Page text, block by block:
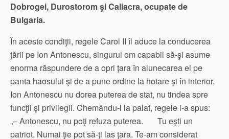
Dobrogei, Durostorom şi Caliacra, ocupate de
Bulgaria.
În aceste condiţii, regele Carol II îl aduce la conducerea
ţării pe Ion Antonescu, singurul om capabil să-şi asume
enorma răspundere de a opri ţara în alunecarea ei pe
panta haosului şi de a pune ordine la hotare şi în interior.
Ion Antonescu nu dorea puterea de stat, nu tindea spre
funcţii şi privilegii. Chemându-l la palat, regele i-a spus:
„– Antonescu, nu poţi refuza puterea. Tu eşti un
patriot. Numai ţie pot să-ţi las ţara. Te-am considerat